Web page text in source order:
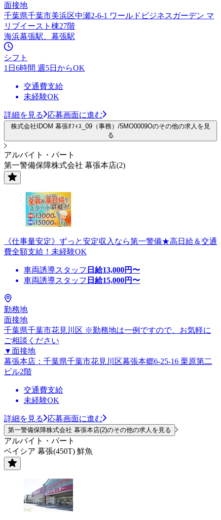
面接地
千葉県千葉市美浜区中瀬2-6-1 ワールドビジネスガーデン マ
リブイースト棟27階
海浜幕張駅、幕張駅
シフト
1日6時間 週5日からOK
交通費支給
未経験OK
詳細を見る 応募画面に進む
株式会社IDOM 幕張ｵﾌｨｽ_09（事務）/5MO0009Oのその他の求人を見
る
アルバイト・パート
第一警備保障株式会社 幕張本店(2)
《仕事量安定》ずっと安定収入なら第一警備★高日給＆交通
費全額支給！未経験OK
車両誘導スタッフ 日給13,000円〜
車両誘導スタッフ 日給15,000円〜
勤務地
面接地
千葉県千葉市花見川区 ※勤務地は一例ですので、お気軽に
ご相談ください
▼面接地
幕張本店：千葉県千葉市花見川区幕張本郷6-25-16 栗原第二
ビル2階
交通費支給
未経験OK
詳細を見る 応募画面に進む
第一警備保障株式会社 幕張本店(2)のその他の求人を見る
アルバイト・パート
ベイシア 幕張(450T) 鮮魚